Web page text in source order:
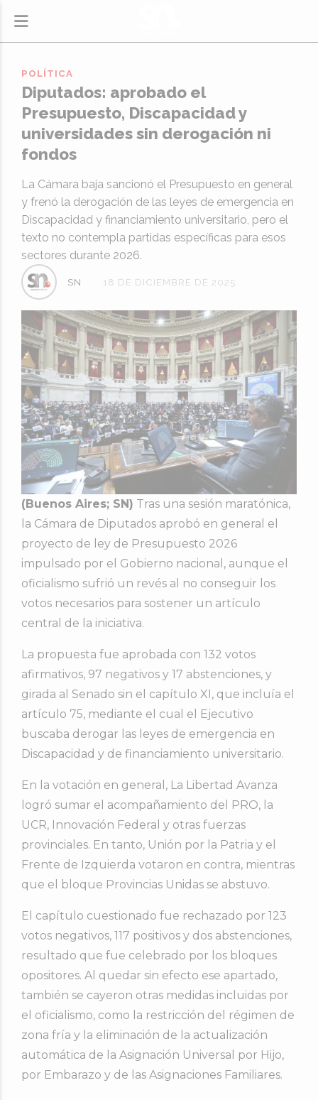
Diputados: aprobado el
Presupuesto, Discapacidad y
universidades sin derogación ni
fondos
La Cámara baja sancionó el Presupuesto en general
y frenó la derogación de las leyes de emergencia en
Discapacidad y financiamiento universitario, pero el
texto no contempla partidas específicas para esos
sectores durante 2026.
POLÍTICA
18 DE DICIEMBRE DE 2025
SN
(Buenos Aires; SN) Tras una sesión maratónica,
la Cámara de Diputados aprobó en general el
proyecto de ley de Presupuesto 2026
impulsado por el Gobierno nacional, aunque el
oficialismo sufrió un revés al no conseguir los
votos necesarios para sostener un artículo
central de la iniciativa.
La propuesta fue aprobada con 132 votos
afirmativos, 97 negativos y 17 abstenciones, y
girada al Senado sin el capítulo XI, que incluía el
artículo 75, mediante el cual el Ejecutivo
buscaba derogar las leyes de emergencia en
Discapacidad y de financiamiento universitario.
En la votación en general, La Libertad Avanza
logró sumar el acompañamiento del PRO, la
UCR, Innovación Federal y otras fuerzas
provinciales. En tanto, Unión por la Patria y el
Frente de Izquierda votaron en contra, mientras
que el bloque Provincias Unidas se abstuvo.
El capítulo cuestionado fue rechazado por 123
votos negativos, 117 positivos y dos abstenciones,
resultado que fue celebrado por los bloques
opositores. Al quedar sin efecto ese apartado,
también se cayeron otras medidas incluidas por
el oficialismo, como la restricción del régimen de
zona fría y la eliminación de la actualización
automática de la Asignación Universal por Hijo,
por Embarazo y de las Asignaciones Familiares.